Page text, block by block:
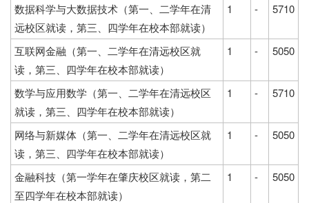
数据科学与大数据技术（第一、二学年在清
远校区就读，第三、四学年在校本部就读）
1 - 5710
互联网金融（第一、二学年在清远校区就
读，第三、四学年在校本部就读）
1 - 5050
数学与应用数学（第一、二学年在清远校区
就读，第三、四学年在校本部就读）
1 - 5710
网络与新媒体（第一、二学年在清远校区就
读，第三、四学年在校本部就读）
1 - 5050
金融科技（第一学年在肇庆校区就读，第二
至四学年在校本部就读）
1 - 5050